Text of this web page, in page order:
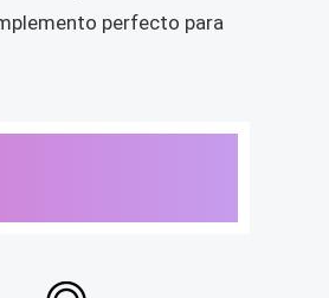
perfecto para